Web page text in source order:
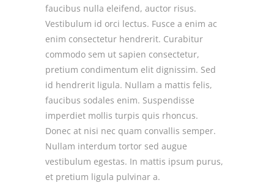
faucibus nulla eleifend, auctor risus.
Vestibulum id orci lectus. Fusce a enim ac
enim consectetur hendrerit. Curabitur
commodo sem ut sapien consectetur,
pretium condimentum elit dignissim. Sed
id hendrerit ligula. Nullam a mattis felis,
faucibus sodales enim. Suspendisse
imperdiet mollis turpis quis rhoncus.
Donec at nisi nec quam convallis semper.
Nullam interdum tortor sed augue
vestibulum egestas. In mattis ipsum purus,
et pretium ligula pulvinar a.